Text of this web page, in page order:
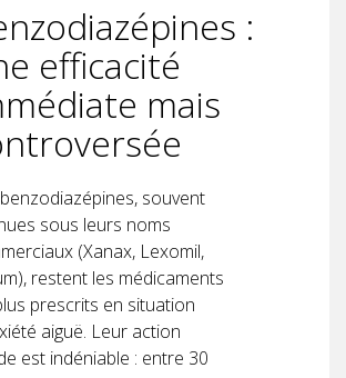
:
efficacité
mais
souvent
sous leurs noms
(Xanax, Lexomil,
restent les médicaments
prescrits en situation
aiguë. Leur action
est indéniable : entre 30